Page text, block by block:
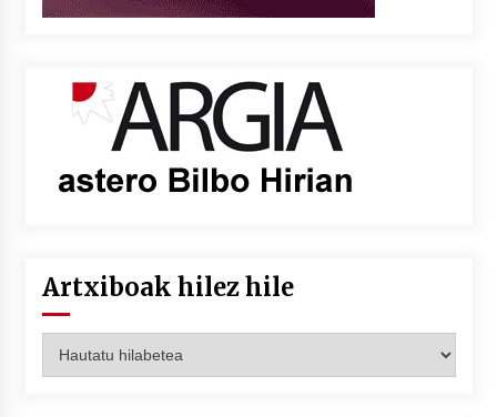
Artxiboak hilez hile
hilez